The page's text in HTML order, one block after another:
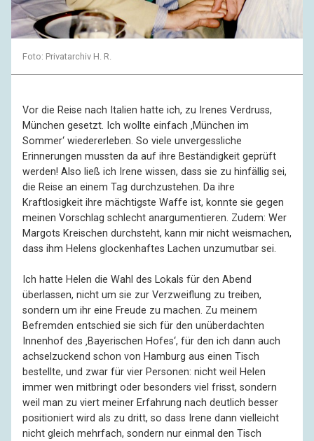
Foto: Privatarchiv H. R.
Vor die Reise nach Italien hatte ich, zu Irenes Verdruss,
München gesetzt. Ich wollte einfach ‚München im
Sommer‘ wiedererleben. So viele unvergessliche
Erinnerungen mussten da auf ihre Beständigkeit geprüft
werden! Also ließ ich Irene wissen, dass sie zu hinfällig sei,
die Reise an einem Tag durchzustehen. Da ihre
Kraftlosigkeit ihre mächtigste Waffe ist, konnte sie gegen
meinen Vorschlag schlecht anargumentieren. Zudem: Wer
Margots Kreischen durchsteht, kann mir nicht weismachen,
dass ihm Helens glockenhaftes Lachen unzumutbar sei.
Ich hatte Helen die Wahl des Lokals für den Abend
überlassen, nicht um sie zur Verzweiflung zu treiben,
sondern um ihr eine Freude zu machen. Zu meinem
Befremden entschied sie sich für den unüberdachten
Innenhof des ‚Bayerischen Hofes‘, für den ich dann auch
achselzuckend schon von Hamburg aus einen Tisch
bestellte, und zwar für vier Personen: nicht weil Helen
immer wen mitbringt oder besonders viel frisst, sondern
weil man zu viert meiner Erfahrung nach deutlich besser
positioniert wird als zu dritt, so dass Irene dann vielleicht
nicht gleich mehrfach, sondern nur einmal den Tisch